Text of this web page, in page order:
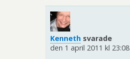
Kenneth svarade
den 1 april 2011 kl 23:08